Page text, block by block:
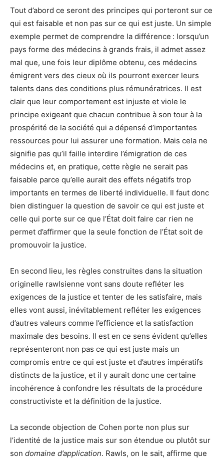
Tout d’abord ce seront des principes qui porteront sur ce
qui est faisable et non pas sur ce qui est juste. Un simple
exemple permet de comprendre la différence : lorsqu’un
pays forme des médecins à grands frais, il admet assez
mal que, une fois leur diplôme obtenu, ces médecins
émigrent vers des cieux où ils pourront exercer leurs
talents dans des conditions plus rémunératrices. Il est
clair que leur comportement est injuste et viole le
principe exigeant que chacun contribue à son tour à la
prospérité de la société qui a dépensé d’importantes
ressources pour lui assurer une formation. Mais cela ne
signifie pas qu’il faille interdire l’émigration de ces
médecins et, en pratique, cette règle ne serait pas
faisable parce qu’elle aurait des effets négatifs trop
importants en termes de liberté individuelle. Il faut donc
bien distinguer la question de savoir ce qui est juste et
celle qui porte sur ce que l’État doit faire car rien ne
permet d’affirmer que la seule fonction de l’État soit de
promouvoir la justice.
En second lieu, les règles construites dans la situation
originelle rawlsienne vont sans doute refléter les
exigences de la justice et tenter de les satisfaire, mais
elles vont aussi, inévitablement refléter les exigences
d’autres valeurs comme l’efficience et la satisfaction
maximale des besoins. Il est en ce sens évident qu’elles
représenteront non pas ce qui est juste mais un
compromis entre ce qui est juste et d’autres impératifs
distincts de la justice, et il y aurait donc une certaine
incohérence à confondre les résultats de la procédure
constructiviste et la définition de la justice.
La seconde objection de Cohen porte non plus sur
l’identité de la justice mais sur son étendue ou plutôt sur
son domaine d’application. Rawls, on le sait, affirme que